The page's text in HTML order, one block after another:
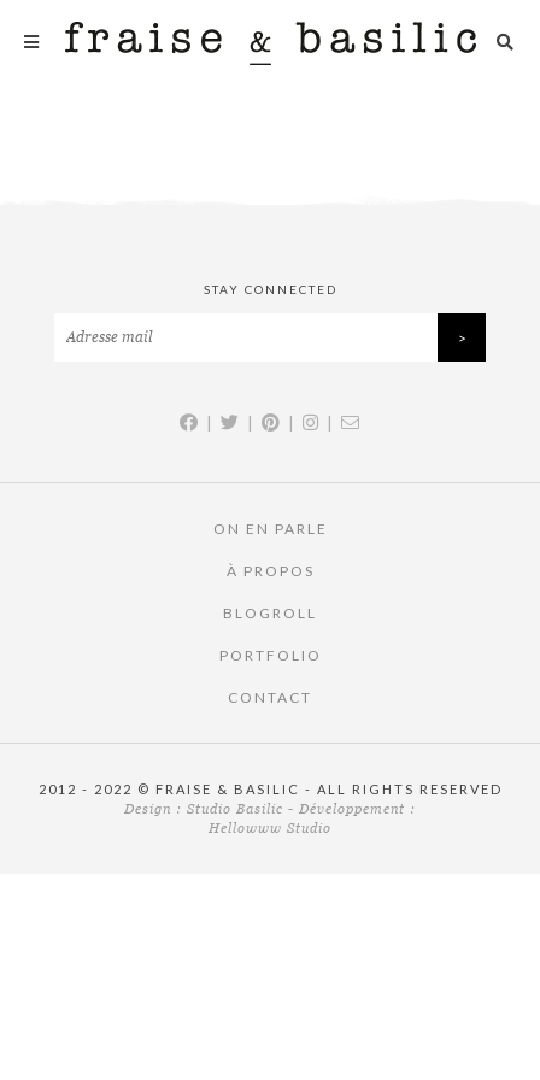
STAY CONNECTED
| | | |
ON EN PARLE
À PROPOS
BLOGROLL
PORTFOLIO
CONTACT
2012 - 2022 © FRAISE & BASILIC - ALL RIGHTS RESERVED
Design : Studio Basilic - Développement :
Hellowww Studio